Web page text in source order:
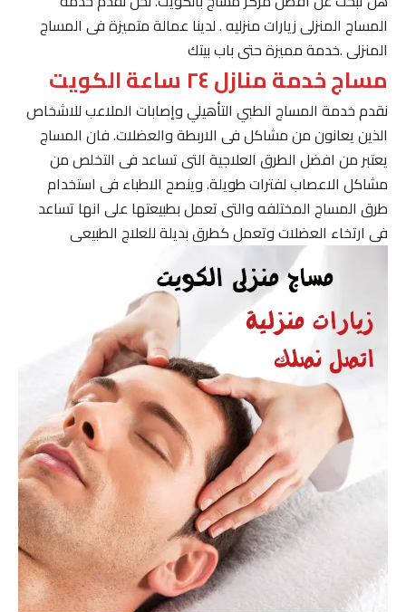
المساج المنزلى زيارات منزليه . لدينا عمالة متميزة فى المساج
المنزلى .خدمة مميزة حتى باب بيتك
مساج خدمة منازل ٢٤ ساعة الكويت
نقدم خدمة المساج الطبي التأهيلي وإصابات الملاعب للاشخاص
الذين يعانون من مشاكل فى الاربطة والعضلات. فان المساج
يعتبر من افضل الطرق العلاجية التى تساعد فى التخلص من
مشاكل الاعصاب لفترات طويلة. وينصح الاطباء فى استخدام
طرق المساج المختلفه والتى تعمل بطبيعتها على انها تساعد
فى ارتخاء العضلات وتعمل كطرق بديلة للعلاج الطبيعى